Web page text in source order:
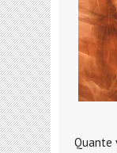
Quante